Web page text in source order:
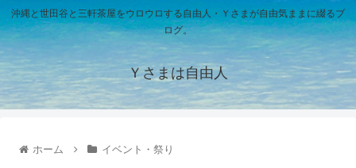
沖縄と世田谷と三軒茶屋をウロウロする自由人・Ｙさまが自由気ままに綴るブ
ログ。
Ｙさまは自由人
ホーム イベント・祭り